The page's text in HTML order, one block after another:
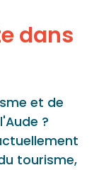
dans
et de
?
tourisme,